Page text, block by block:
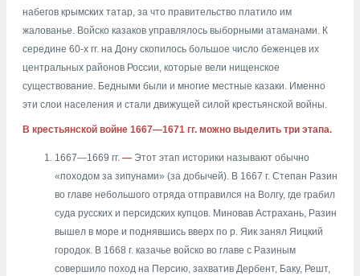
набегов крымских татар, за что правительство платило им
жалованье. Войско казаков управлялось выборными атаманами. К
середине 60-х гг. на Дону скопилось большое число беженцев их
центральных районов России, которые вели нищенское
существование. Бедными были и многие местные казаки. Именно
эти слои населения и стали движущей силой крестьянской войны.
В крестьянской войне 1667—1671 гг. можно выделить три этапа.
1667—1669 гг. — Этот этап историки называют обычно
«походом за зипунами» (за добычей). В 1667 г. Степан Разин
во главе небольшого отряда отправился на Волгу, где грабил
суда русских и персидских купцов. Миновав Астрахань, Разин
вышел в море и поднявшись вверх по р. Яик занял Яицкий
городок. В 1668 г. казачье войско во главе с Разиным
совершило поход на Персию, захватив Дербент, Баку, Решт,